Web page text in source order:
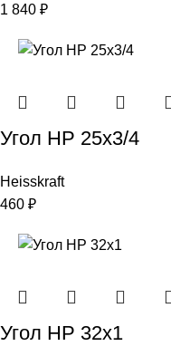
1 840 ₽
Угол НР 25х3/4
Heisskraft
460 ₽
Угол НР 32х1